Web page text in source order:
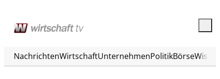
NachrichtenWirtschaftUnternehmenPolitikBörse